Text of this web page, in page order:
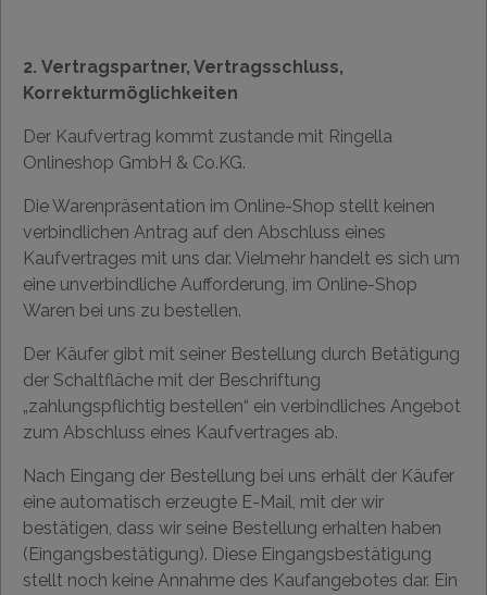
2. Vertragspartner, Vertragsschluss,
Korrekturmöglichkeiten
Der Kaufvertrag kommt zustande mit Ringella
Onlineshop GmbH & Co.KG.
Die Warenpräsentation im Online-Shop stellt keinen
verbindlichen Antrag auf den Abschluss eines
Kaufvertrages mit uns dar. Vielmehr handelt es sich um
eine unverbindliche Aufforderung, im Online-Shop
Waren bei uns zu bestellen.
Der Käufer gibt mit seiner Bestellung durch Betätigung
der Schaltfläche mit der Beschriftung
„zahlungspflichtig bestellen“ ein verbindliches Angebot
zum Abschluss eines Kaufvertrages ab.
Nach Eingang der Bestellung bei uns erhält der Käufer
eine automatisch erzeugte E-Mail, mit der wir
bestätigen, dass wir seine Bestellung erhalten haben
(Eingangsbestätigung). Diese Eingangsbestätigung
stellt noch keine Annahme des Kaufangebotes dar. Ein